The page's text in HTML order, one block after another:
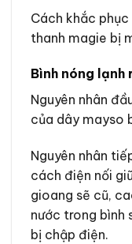
Cách khắc
thanh magie bị
Bình nóng lạnh
Nguyên nhân
của dây mayso
Nguyên nhân
cách điện nối
gioang sẽ cũ,
nước trong bình
bị chập điện.